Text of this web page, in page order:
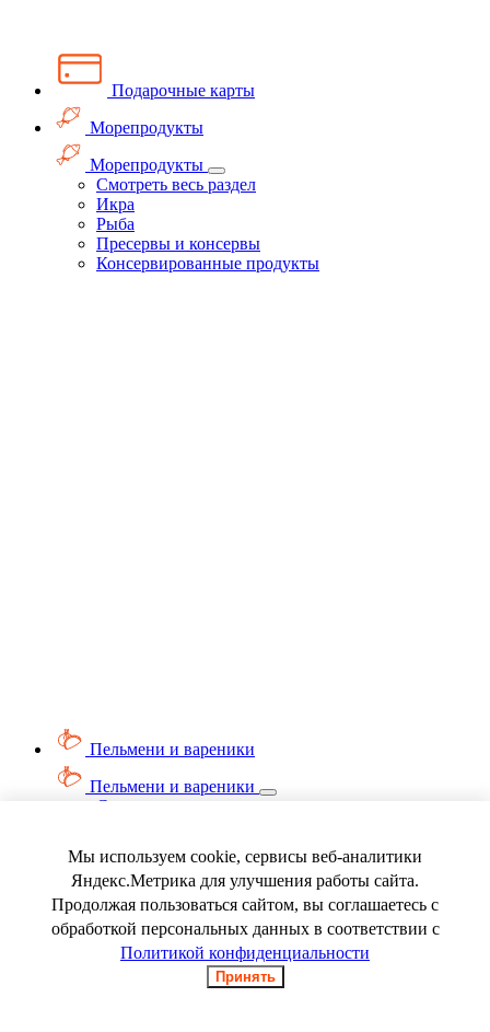
Подарочные карты
Морепродукты
Морепродукты
Смотреть весь раздел
Икра
Рыба
Пресервы и консервы
Консервированные продукты
Пельмени и вареники
Пельмени и вареники
Смотреть весь раздел
Ягода замороженная
Мы используем cookie, сервисы веб-аналитики
Яндекс.Метрика для улучшения работы сайта.
Продолжая пользоваться сайтом, вы соглашаетесь с
обработкой персональных данных в соответствии с
Политикой конфиденциальности
Принять